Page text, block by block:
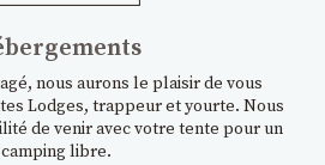
nous aurons le plaisir de vous
Lodges, trappeur et yourte. Nous
de venir avec votre tente pour un
camping libre.